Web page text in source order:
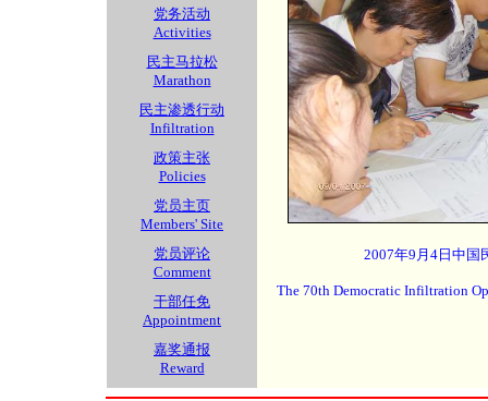
党务活动
Activities
民主马拉松
Marathon
民主渗透行动
Infiltration
政策主张
Policies
党员主页
Members' Site
党员评论
Comment
干部任免
Appointment
嘉奖通报
Reward
2007年9月4日中国
The 70th Democratic Infiltration